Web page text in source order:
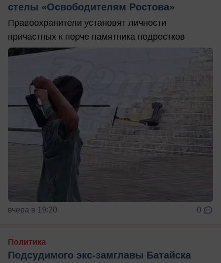
стелы «Освободителям Ростова»
Правоохранители установят личности
причастных к порче памятника подростков
вчера в 19:20 0
Политика
Подсудимого экс-замглавы Батайска